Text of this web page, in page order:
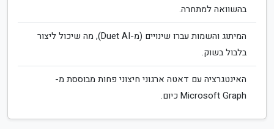
בהשוואה למתחרה.
המיתוג והשמות עברו שינויים (מ-Duet AI), מה שיכול ליצור
בלבול בשוק.
האינטגרציה עם דאטה ארגוני חיצוני פחות מבוססת מ-
Microsoft Graph כיום.